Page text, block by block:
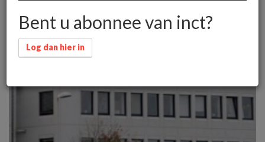
Bent u abonnee van inct?
Log dan hier in